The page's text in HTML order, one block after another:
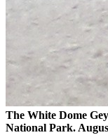
The White Dome
National Park.